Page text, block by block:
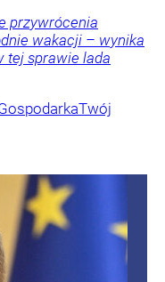
przywrócenia
wakacji – wynika
tej sprawie lada
Twój